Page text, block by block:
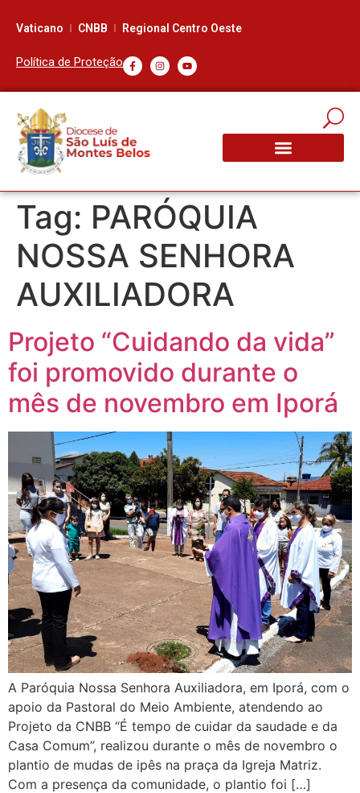
Vaticano CNBB Regional Centro Oeste
Política de Proteção
Tag: PARÓQUIA
NOSSA SENHORA
AUXILIADORA
Projeto “Cuidando da vida”
foi promovido durante o
mês de novembro em Iporá
A Paróquia Nossa Senhora Auxiliadora, em Iporá, com o
apoio da Pastoral do Meio Ambiente, atendendo ao
Projeto da CNBB “É tempo de cuidar da saudade e da
Casa Comum”, realizou durante o mês de novembro o
plantio de mudas de ipês na praça da Igreja Matriz.
Com a presença da comunidade, o plantio foi […]